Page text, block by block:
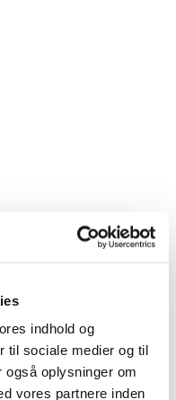
indhold og
til sociale medier og til
oplysninger om
vores partnere inden
kunne